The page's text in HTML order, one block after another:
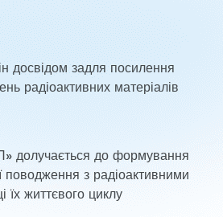
досвідом задля посилення
радіоактивних матеріалів
долучається до формування
поводження з радіоактивними
їх життєвого циклу